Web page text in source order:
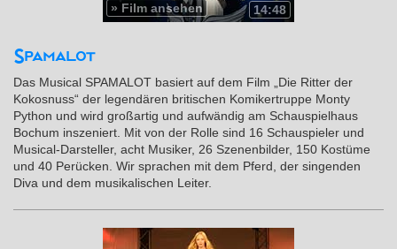
14:48
» Film ansehen
Spamalot
Das Musical SPAMALOT basiert auf dem Film „Die Ritter der
Kokosnuss“ der legendären britischen Komikertruppe Monty
Python und wird großartig und aufwändig am Schauspielhaus
Bochum inszeniert. Mit von der Rolle sind 16 Schauspieler und
Musical-Darsteller, acht Musiker, 26 Szenenbilder, 150 Kostüme
und 40 Perücken. Wir sprachen mit dem Pferd, der singenden
Diva und dem musikalischen Leiter.